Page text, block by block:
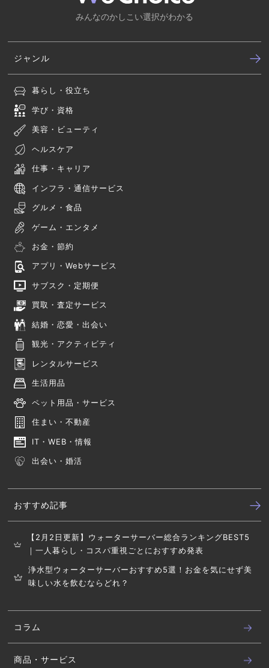
みんなのかしこい選択がわかる
ジャンル
暮らし・役立ち
学び・資格
美容・ビューティ
ヘルスケア
仕事・キャリア
インフラ・通信サービス
グルメ・食品
ゲーム・エンタメ
お金・節約
アプリ・Webサービス
サブスク・定期便
買取・査定サービス
結婚・恋愛・出会い
観光・アクティビティ
レンタルサービス
生活用品
ペット用品・サービス
住まい・不動産
IT・WEB・情報
出会い・婚活
おすすめ記事
【2月2日更新】ウォーターサーバー総合ランキングBEST5
｜一人暮らし・コスパ重視ごとにおすすめ発表
浄水型ウォーターサーバーおすすめ5選！お金を気にせず美
味しい水を飲むならどれ？
コラム
商品・サービス